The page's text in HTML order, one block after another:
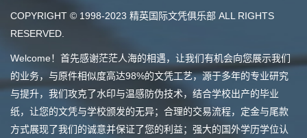
COPYRIGHT © 1998-2023 精英国际文凭俱乐部 ALL RIGHTS
RESERVED.
Welcome！首先感谢茫茫人海的相遇，让我们有机会向您展示我们
的业务，与原件相似度高达98%的文凭工艺，源于多年的专业研究
与提升，我们攻克了水印与温感防伪技术，结合学校出产的毕业
纸，让您的文凭与学校颁发的无异；合理的交易流程，定金与尾款
方式展现了我们的诚意并保证了您的利益；强大的国外学历学位认